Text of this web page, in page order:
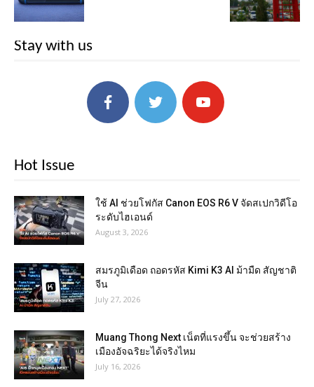
Stay with us
Hot Issue
ใช้ AI ช่วยโฟกัส Canon EOS R6 V จัดสเปกวิดีโอ
ระดับไฮเอนด์
August 3, 2026
สมรภูมิเดือด ถอดรหัส Kimi K3 AI ม้ามืด สัญชาติ
จีน
July 27, 2026
Muang Thong Next เน็ตที่แรงขึ้น จะช่วยสร้าง
เมืองอัจฉริยะได้จริงไหม
July 16, 2026